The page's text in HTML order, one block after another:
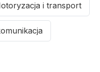
i transport